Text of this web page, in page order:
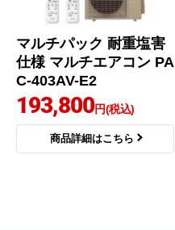
マルチパック 耐重塩害
仕様 マルチエアコン PA
C-403AV-E2
193,800円(税込)
商品詳細はこちら